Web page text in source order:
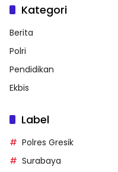
Kategori
Berita
Polri
Pendidikan
Ekbis
Label
Polres Gresik
Surabaya